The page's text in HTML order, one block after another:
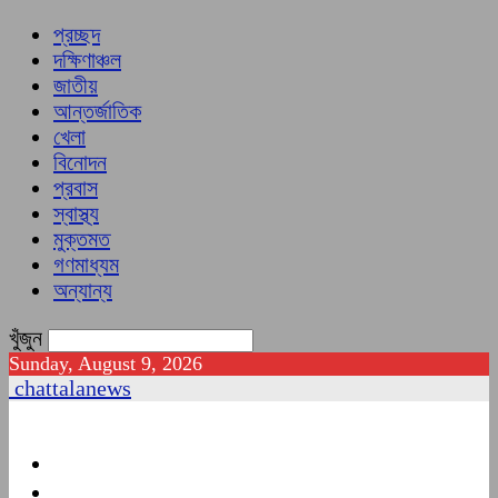
প্রচ্ছদ
দক্ষিণাঞ্চল
জাতীয়
আন্তর্জাতিক
খেলা
বিনোদন
প্রবাস
স্বাস্থ্য
মুক্তমত
গণমাধ্যম
অন্যান্য
খুঁজুন
Sunday, August 9, 2026
chattalanews